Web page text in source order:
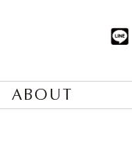
ABOUT